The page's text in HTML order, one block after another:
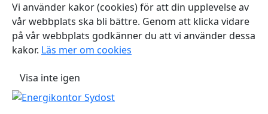
Vi använder kakor (cookies) för att din upplevelse av
vår webbplats ska bli bättre. Genom att klicka vidare
på vår webbplats godkänner du att vi använder dessa
kakor. Läs mer om cookies
Visa inte igen